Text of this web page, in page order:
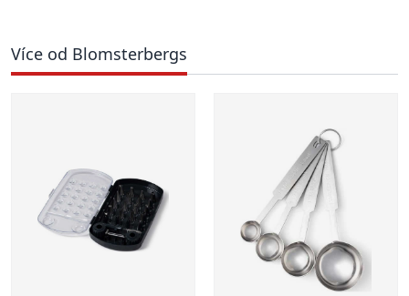
Více od Blomsterbergs